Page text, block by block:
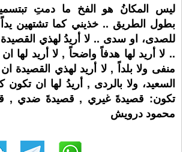
ليس المكانُ هو الفخ ما دمتِ
بطول الطريق .. خذيني كما تشتهين
للصدى، او سدى .. لا أريدُ لهذي القصيدة
.. لا أريد لها هدفاً واضحاً , لا أريد لها
منفى ولا بلداً , لا أريد لهذي القصيدة ان
السعيد، ولا بالردى , أريدُ لها ان
تكون: قصيدةَ غيري , قصيدةَ ضدي ,
محمود درويش